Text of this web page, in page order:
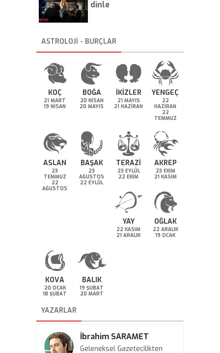
dinle
ASTROLOJİ - BURÇLAR
KOÇ
21 MART
19 NİSAN
BOĞA
20 NİSAN
20 MAYIS
İKİZLER
21 MAYIS
21 HAZİRAN
YENGEÇ
22
HAZİRAN
22
TEMMUZ
ASLAN
23
TEMMUZ
22
AĞUSTOS
BAŞAK
23
AĞUSTOS
22 EYLÜL
TERAZİ
23 EYLÜL
22 EKİM
AKREP
23 EKİM
21 KASIM
YAY
22 KASIM
21 ARALIK
OĞLAK
22 ARALIK
19 OCAK
KOVA
20 OCAK
18 ŞUBAT
BALIK
19 ŞUBAT
20 MART
YAZARLAR
İbrahim SARAMET
Geleneksel Gazetecilikten